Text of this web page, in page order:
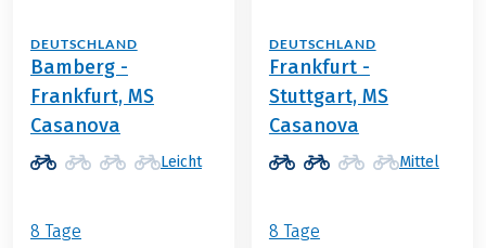
DEUTSCHLAND
Bamberg -
Frankfurt, MS
Casanova
Leicht
8 Tage
DEUTSCHLAND
Frankfurt -
Stuttgart, MS
Casanova
Mittel
8 Tage